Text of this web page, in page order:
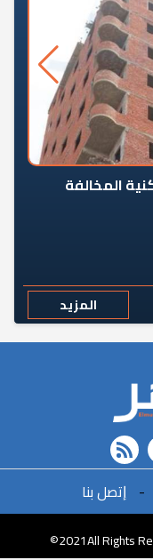
المخالفة
المزيد
rss feed
- ﺇﺗﺼﻞ ﺑﻨﺎ
©2021All Rights